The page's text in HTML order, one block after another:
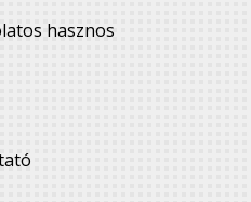
hasznos